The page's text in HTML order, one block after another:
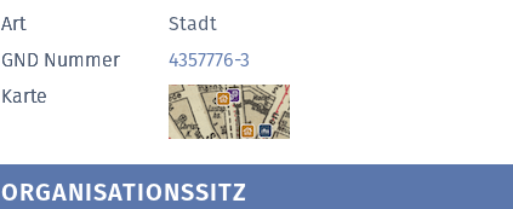
Art
Stadt
GND Nummer
4357776-3
Karte
ORGANISATIONSSITZ